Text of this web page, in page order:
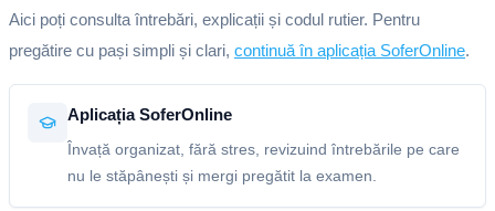
Aici poți consulta întrebări, explicații și codul rutier. Pentru
pregătire cu pași simpli și clari, continuă în aplicația SoferOnline.
Aplicația SoferOnline
Învață organizat, fără stres, revizuind întrebările pe care
nu le stăpânești și mergi pregătit la examen.